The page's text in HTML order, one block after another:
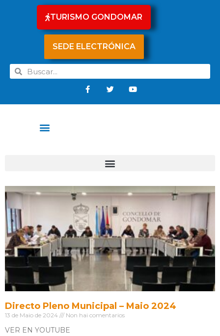
TURISMO GONDOMAR
SEDE ELECTRÓNICA
Directo Pleno Municipal – Maio 2024
13 de Maio de 2024 Non hai comentarios
VER EN YOUTUBE